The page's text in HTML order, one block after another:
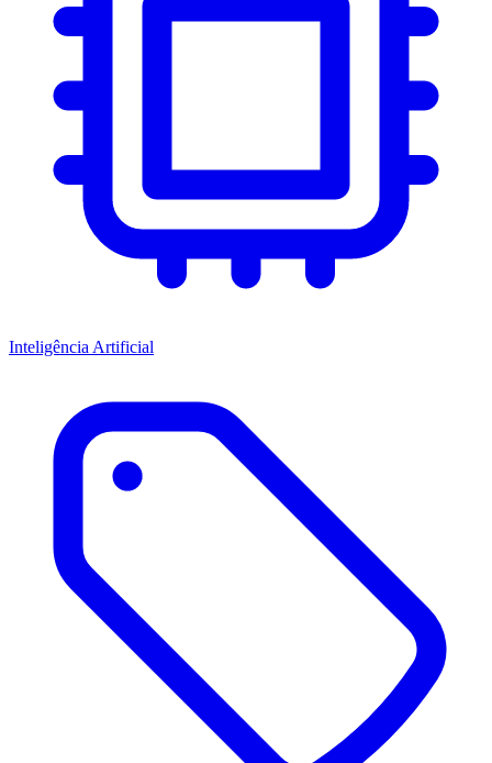
Inteligência Artificial